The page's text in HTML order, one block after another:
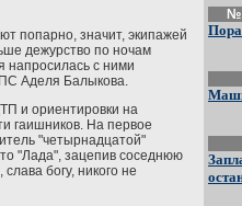
попарно, значит, экипажей
дежурство по ночам
напросилась с ними
Аделя Балыкова.
и ориентировки на
гаишников. На первое
"четырнадцатой"
"Лада", зацепив соседнюю
богу, никого не
№